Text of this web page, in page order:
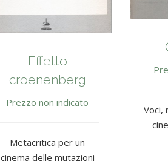
Effetto
croenenberg
Prezzo non indicato
Metacritica per un
cinema delle mutazioni
Voci,